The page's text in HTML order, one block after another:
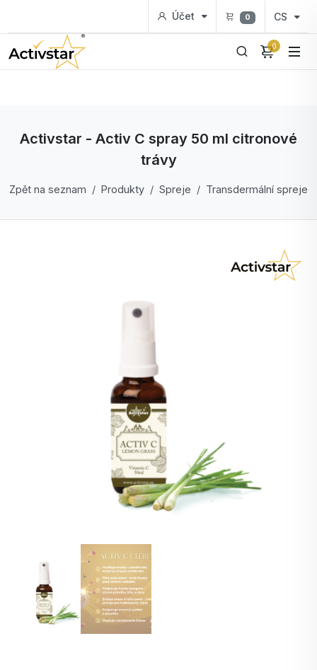
Účet 0 CS
0
Activstar - Activ C spray 50 ml citronové
trávy
Zpět na seznam Produkty Spreje Transdermální spreje